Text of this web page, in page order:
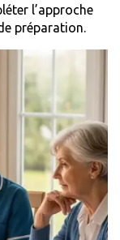
l’approche
préparation.